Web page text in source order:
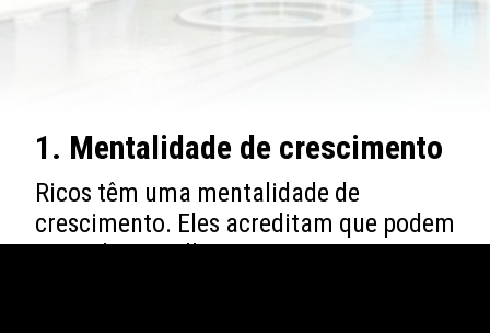
1. Mentalidade de crescimento
Ricos têm uma mentalidade de
crescimento. Eles acreditam que podem
aprender e melhorar sempre. Isso os